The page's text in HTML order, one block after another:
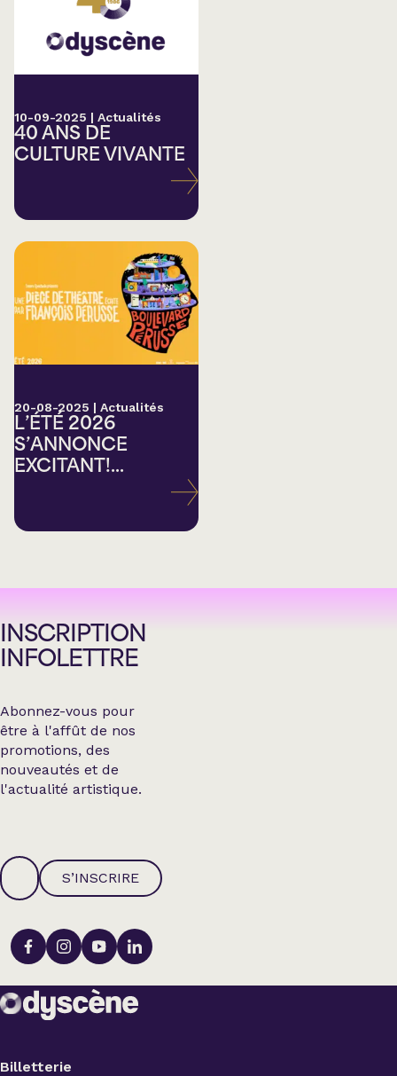
10-09-2025 | Actualités
40 ANS DE
CULTURE VIVANTE
20-08-2025 | Actualités
L’ÉTÉ 2026
S’ANNONCE
EXCITANT!...
INSCRIPTION
INFOLETTRE
Abonnez-vous pour
être à l'affût de nos
promotions, des
nouveautés et de
l'actualité artistique.
S’INSCRIRE
Billetterie